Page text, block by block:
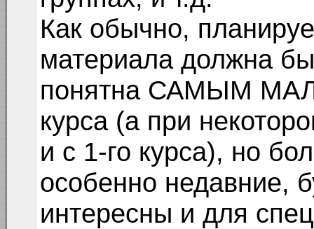
Как обычно,
материала должна
понятна САМЫМ
курса (а при
и с 1-го курса), но
особенно недавние,
интересны и для